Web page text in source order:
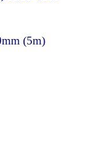
(5m)